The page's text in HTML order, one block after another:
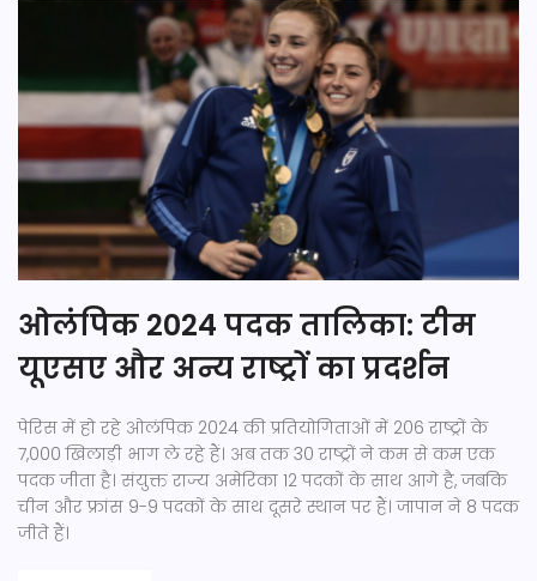
ओलंपिक 2024 पदक तालिका: टीम
यूएसए और अन्य राष्ट्रों का प्रदर्शन
पेरिस में हो रहे ओलंपिक 2024 की प्रतियोगिताओं में 206 राष्ट्रों के
7,000 खिलाड़ी भाग ले रहे हैं। अब तक 30 राष्ट्रों ने कम से कम एक
पदक जीता है। संयुक्त राज्य अमेरिका 12 पदकों के साथ आगे है, जबकि
चीन और फ्रांस 9-9 पदकों के साथ दूसरे स्थान पर हैं। जापान ने 8 पदक
जीते हैं।